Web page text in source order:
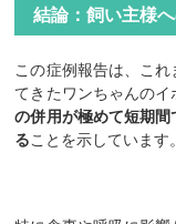
結論：飼い主様
この症例報告は、こ
てきたワンちゃんのイ
の併用が極めて短期
ることを示しています。